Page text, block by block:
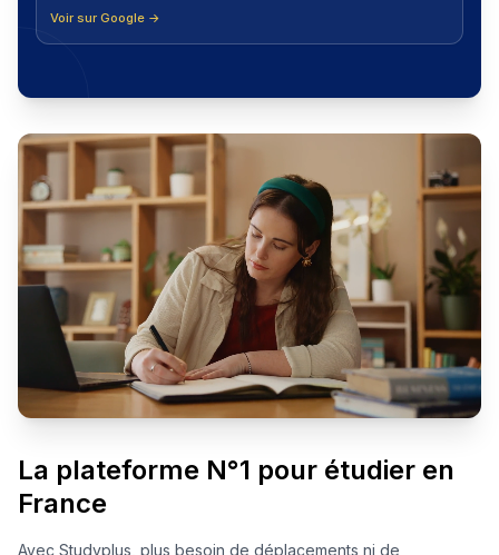
Voir sur Google →
La plateforme N°1 pour étudier en
France
Avec Studyplus, plus besoin de déplacements ni de